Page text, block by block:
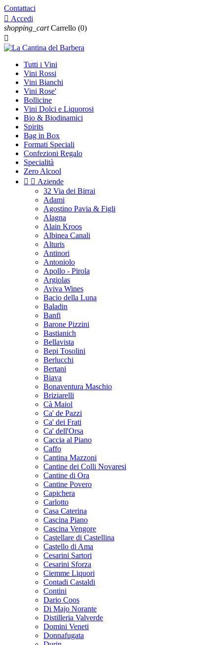
Contattaci
 Accedi
shopping_cart Carrello (0)

Tutti i Vini
Vini Rossi
Vini Bianchi
Vini Rose'
Bollicine
Vini Dolci e Liquorosi
Bio & Biodinamici
Spirits
Bag in Box
Formati Speciali
Confezioni Regalo
Specialità
Zero Alcool
  Aziende
32 Via dei Birrai
Adami
Agostino Pavia & Figli
Alagna
Alain Kroos
Albinea Canali
Alturis
Antinori
Antoniolo
Apollo - Pirola
Argiolas
Aviva Wines
Bacio della Luna
Baladin
Banfi
Barone Pizzini
Bastianich
Bellavista
Bepi Tosolini
Berlucchi
Bertani
Biava
Bonaventura Maschio
Briziarelli
Cà Maiol
Ca' de Pazzi
Ca' dei Frati
Ca' dell'Orsa
Caccia al Piano
Caffo
Cantina Mazzoni
Cantine dei Colli Novaresi
Cantine di Ora
Cantine Povero
Capichera
Carlotto
Casa Caterina
Cascina Piano
Cascina Vengore
Castellare di Castellina
Castello di Ama
Cesarini Sartori
Cesarini Sforza
Ciemme Liquori
Contadi Castaldi
Contini
Dario Coos
Di Majo Norante
Distilleria Valverde
Domini Veneti
Donnafugata